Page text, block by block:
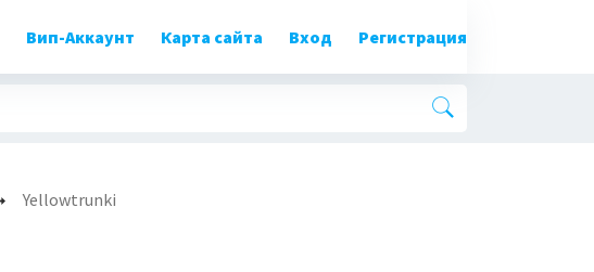
Вип-Аккаунт Карта сайта Вход Регистрация
Yellowtrunki